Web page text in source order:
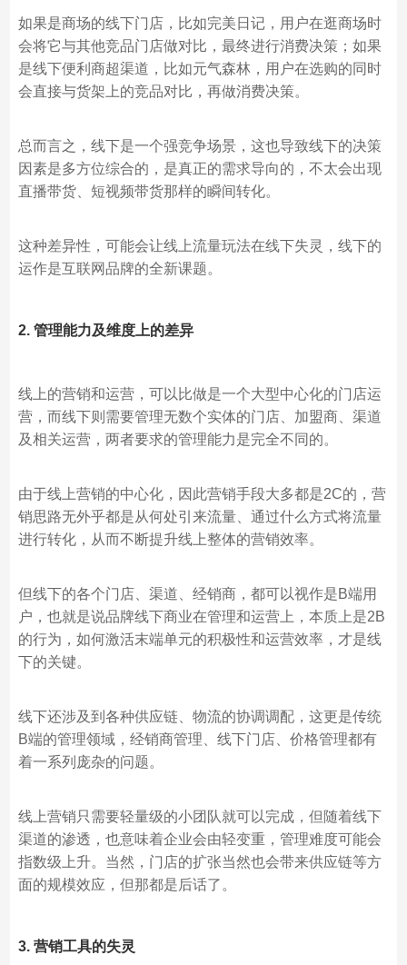
如果是商场的线下门店，比如完美日记，用户在逛商场时
会将它与其他竞品门店做对比，最终进行消费决策；如果
是线下便利商超渠道，比如元气森林，用户在选购的同时
会直接与货架上的竞品对比，再做消费决策。
总而言之，线下是一个强竞争场景，这也导致线下的决策
因素是多方位综合的，是真正的需求导向的，不太会出现
直播带货、短视频带货那样的瞬间转化。
这种差异性，可能会让线上流量玩法在线下失灵，线下的
运作是互联网品牌的全新课题。
2. 管理能力及维度上的差异
线上的营销和运营，可以比做是一个大型中心化的门店运
营，而线下则需要管理无数个实体的门店、加盟商、渠道
及相关运营，两者要求的管理能力是完全不同的。
由于线上营销的中心化，因此营销手段大多都是2C的，营
销思路无外乎都是从何处引来流量、通过什么方式将流量
进行转化，从而不断提升线上整体的营销效率。
但线下的各个门店、渠道、经销商，都可以视作是B端用
户，也就是说品牌线下商业在管理和运营上，本质上是2B
的行为，如何激活末端单元的积极性和运营效率，才是线
下的关键。
线下还涉及到各种供应链、物流的协调调配，这更是传统
B端的管理领域，经销商管理、线下门店、价格管理都有
着一系列庞杂的问题。
线上营销只需要轻量级的小团队就可以完成，但随着线下
渠道的渗透，也意味着企业会由轻变重，管理难度可能会
指数级上升。当然，门店的扩张当然也会带来供应链等方
面的规模效应，但那都是后话了。
3. 营销工具的失灵